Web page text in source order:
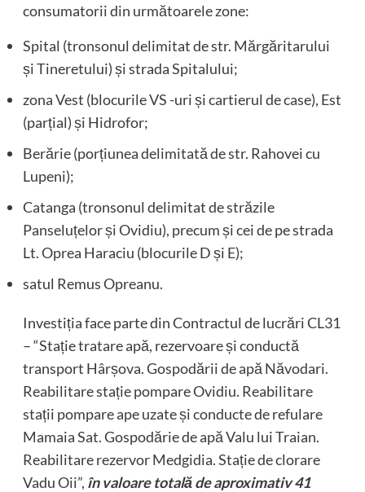
consumatorii din următoarele zone:
Spital (tronsonul delimitat de str. Mărgăritarului
și Tineretului) și strada Spitalului;
zona Vest (blocurile VS -uri și cartierul de case), Est
(parțial) și Hidrofor;
Berărie (porțiunea delimitată de str. Rahovei cu
Lupeni);
Catanga (tronsonul delimitat de străzile
Panseluțelor și Ovidiu), precum și cei de pe strada
Lt. Oprea Haraciu (blocurile D și E);
satul Remus Opreanu.
Investiția face parte din Contractul de lucrări CL31
– “Stație tratare apă, rezervoare și conductă
transport Hârșova. Gospodării de apă Năvodari.
Reabilitare stație pompare Ovidiu. Reabilitare
stații pompare ape uzate și conducte de refulare
Mamaia Sat. Gospodărie de apă Valu lui Traian.
Reabilitare rezervor Medgidia. Stație de clorare
Vadu Oii”, în valoare totală de aproximativ 41